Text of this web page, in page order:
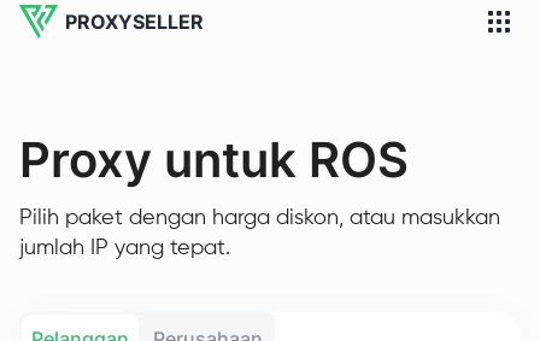
PROXYSELLER
Proxy untuk ROS
Pilih paket dengan harga diskon, atau masukkan
jumlah IP yang tepat.